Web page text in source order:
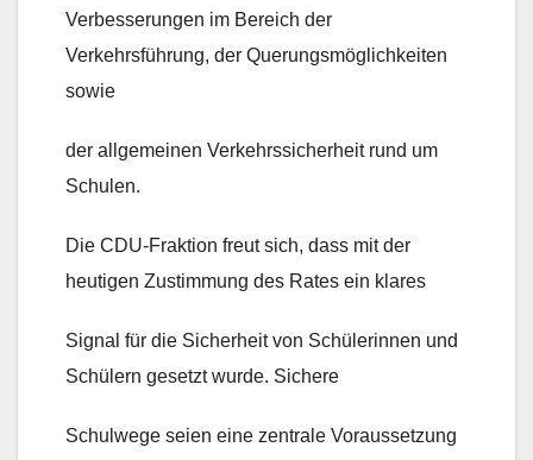
Verbesserungen im Bereich der
Verkehrsführung, der Querungsmöglichkeiten
sowie
der allgemeinen Verkehrssicherheit rund um
Schulen.
Die CDU-Fraktion freut sich, dass mit der
heutigen Zustimmung des Rates ein klares
Signal für die Sicherheit von Schülerinnen und
Schülern gesetzt wurde. Sichere
Schulwege seien eine zentrale Voraussetzung